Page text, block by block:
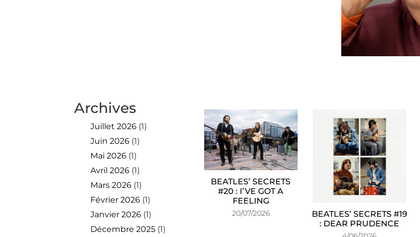
Archives
Juillet 2026 (1)
Juin 2026 (1)
Mai 2026 (1)
Avril 2026 (1)
Mars 2026 (1)
Février 2026 (1)
Janvier 2026 (1)
Décembre 2025 (1)
BEATLES’ SECRETS
#20 : I’VE GOT A
FEELING
20/07/2026
BEATLES’ SECRETS #19
: DEAR PRUDENCE